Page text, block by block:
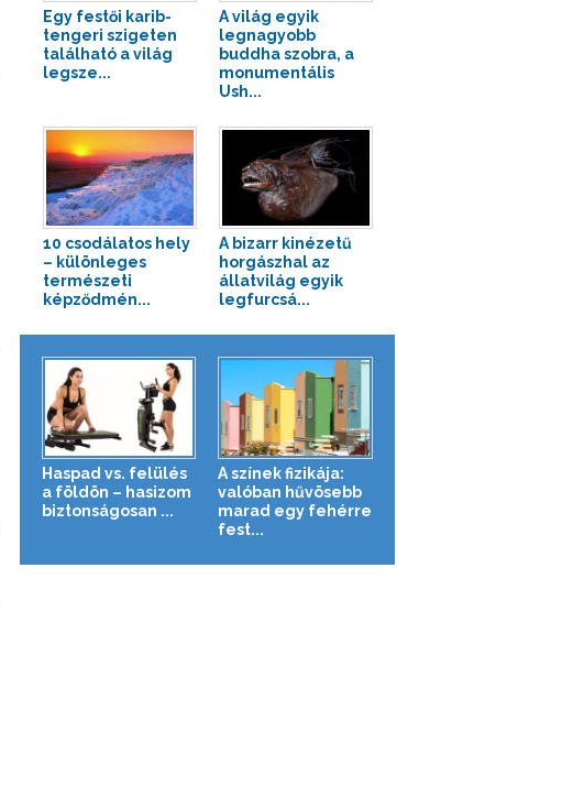
Egy festői karib-
tengeri szigeten
található a világ
legsze...
A világ egyik
legnagyobb
buddha szobra, a
monumentális
Ush...
10 csodálatos hely
– különleges
természeti
képződmén...
A bizarr kinézetű
horgászhal az
állatvilág egyik
legfurcsá...
Haspad vs. felülés
a földön – hasizom
biztonságosan ...
A színek fizikája:
valóban hűvösebb
marad egy fehérre
fest...